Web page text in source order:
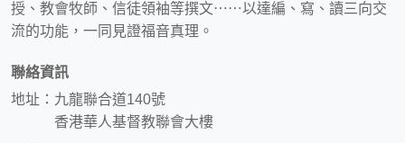
授、教會牧師、信徒領袖等撰文⋯⋯以達編、寫、讀三向交
流的功能，一同見證福音真理。
聯絡資訊
地址：九龍聯合道140號
香港華人基督教聯會大樓